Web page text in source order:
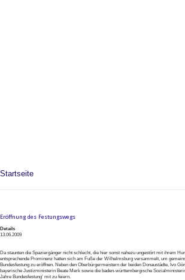
Startseite
Eröffnung des Festungswegs
Details
13.06.2009
Da staunten die Spaziergänger nicht schlecht, die hier sonst nahezu ungestört mit ihrem
entsprechende Prominenz hatten sich am Fuße der Wilhelmsburg versammelt, um
Bundesfestung zu eröffnen. Neben den Oberbürgermeistern der beiden Donaustädte, Ivo
bayerische Justizministerin Beate Merk sowie die baden-württembergische
Jahre Bundesfestung' mit zu feiern.